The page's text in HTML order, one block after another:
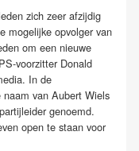
zich zeer afzijdig
mogelijke opvolger van
om een nieuwe
voorzitter Donald
In de
van Aubert Wiels
genoemd.
open te staan voor